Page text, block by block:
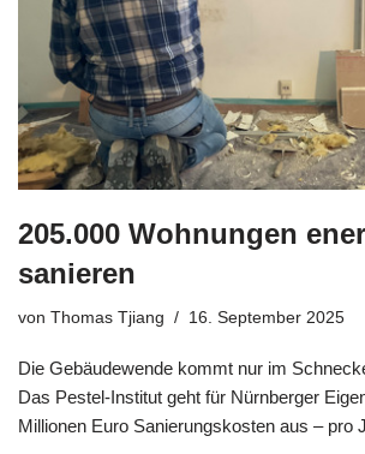
205.000 Wohnungen
sanieren
von Thomas Tjiang 16. September 2025
Die Gebäudewende kommt nur im
Das Pestel-Institut geht für Nürnberger
Millionen Euro Sanierungskosten aus – pro